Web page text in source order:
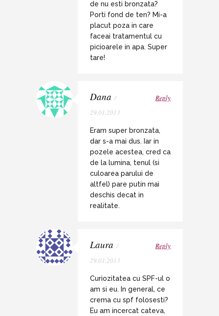
de nu esti bronzata?
Porti fond de ten? Mi-a
placut poza in care
faceai tratamentul cu
picioarele in apa. Super
tare!
Dana /
29.01.2013
Reply
Eram super bronzata,
dar s-a mai dus. Iar in
pozele acestea, cred ca
de la lumina, tenul (si
culoarea parului de
altfel) pare putin mai
deschis decat in
realitate.
Laura /
29.01.2013
Reply
Curiozitatea cu SPF-ul o
am si eu. In general, ce
crema cu spf folosesti?
Eu am incercat cateva,